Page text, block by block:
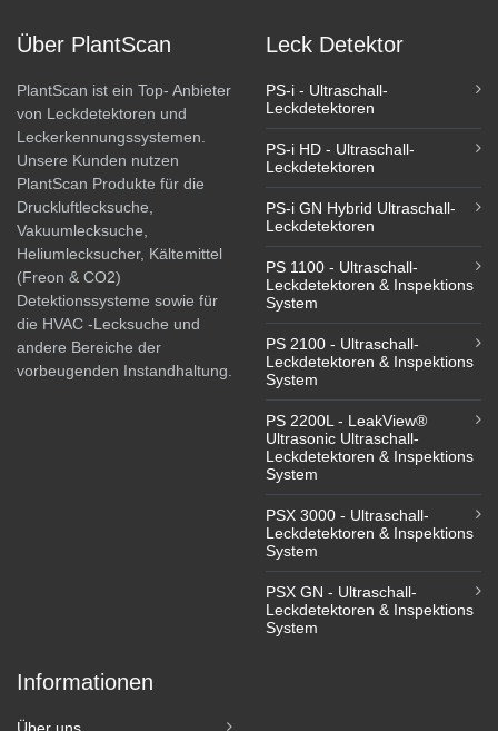
Über PlantScan
PlantScan ist ein Top- Anbieter
von Leckdetektoren und
Leckerkennungssystemen.
Unsere Kunden nutzen
PlantScan Produkte für die
Druckluftlecksuche,
Vakuumlecksuche,
Heliumlecksucher, Kältemittel
(Freon & CO2)
Detektionssysteme sowie für
die HVAC -Lecksuche und
andere Bereiche der
vorbeugenden Instandhaltung.
Leck Detektor
PS-i - Ultraschall-
Leckdetektoren
PS-i HD - Ultraschall-
Leckdetektoren
PS-i GN Hybrid Ultraschall-
Leckdetektoren
PS 1100 - Ultraschall-
Leckdetektoren & Inspektions
System
PS 2100 - Ultraschall-
Leckdetektoren & Inspektions
System
PS 2200L - LeakView®
Ultrasonic Ultraschall-
Leckdetektoren & Inspektions
System
PSX 3000 - Ultraschall-
Leckdetektoren & Inspektions
System
PSX GN - Ultraschall-
Leckdetektoren & Inspektions
System
Informationen